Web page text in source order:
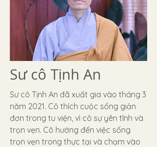
Sư cô Tịnh An
Sư cô Tịnh An đã xuất gia vào tháng 3
năm 2021. Cô thích cuộc sống giản
đơn trong tu viện, vì cô sự yên tĩnh và
trọn vẹn. Cô hướng đến việc sống
trọn vẹn trong thực tại và chạm vào